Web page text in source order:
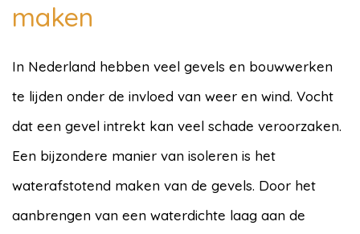
maken
In Nederland hebben veel gevels en bouwwerken
te lijden onder de invloed van weer en wind. Vocht
dat een gevel intrekt kan veel schade veroorzaken.
Een bijzondere manier van isoleren is het
waterafstotend maken van de gevels. Door het
aanbrengen van een waterdichte laag aan de